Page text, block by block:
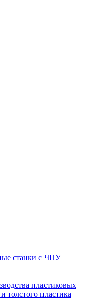
станки с ЧПУ
пластиковых
толстого пластика